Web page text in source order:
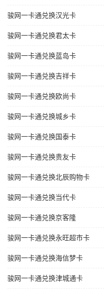
骏网一卡通兑换汉光卡
骏网一卡通兑换君太卡
骏网一卡通兑换蓝岛卡
骏网一卡通兑换吉祥卡
骏网一卡通兑换欧尚卡
骏网一卡通兑换城乡卡
骏网一卡通兑换国泰卡
骏网一卡通兑换贵友卡
骏网一卡通兑换北辰购物卡
骏网一卡通兑换当代卡
骏网一卡通兑换京客隆
骏网一卡通兑换永旺超市卡
骏网一卡通兑换海信梦卡
骏网一卡通兑换津城通卡